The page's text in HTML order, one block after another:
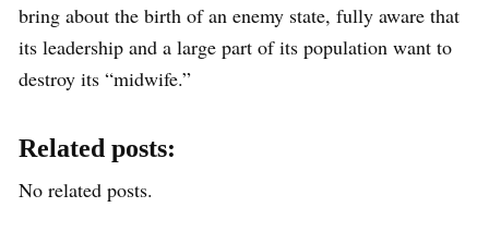
bring about the birth of an enemy state, fully aware that
its leadership and a large part of its population want to
destroy its “midwife.”
Related posts:
No related posts.